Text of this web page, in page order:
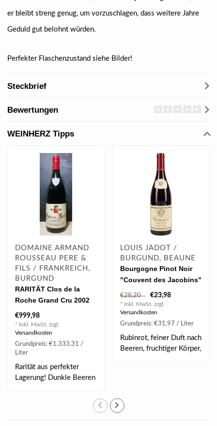
er bleibt streng genug, um vorzuschlagen, dass weitere Jahre
Geduld gut belohnt würden.
Perfekter Flaschenzustand siehe Bilder!
Steckbrief
Bewertungen
WEINHERZ Tipps
DOMAINE ARMAND
ROUSSEAU PERE &
FILS / FRANKREICH,
BURGUND
RARITÄT Clos de la
Roche Grand Cru 2002
0.75 l
€999,98
* Inkl. MwSt. zzgl.
Versandkosten
Grundpreis: €1.333,31 /
Liter
Rarität aus perfekter
Lagerung! Dunkle Beeren
LOUIS JADOT /
BURGUND, BEAUNE
Bourgogne Pinot Noir
"Couvent des Jacobins"
2023 0.75 l
€28,20 €23,98
* Inkl. MwSt. zzgl.
Versandkosten
Grundpreis: €31,97 / Liter
Rubinrot, feiner Duft nach
Beeren, fruchtiger Körper,